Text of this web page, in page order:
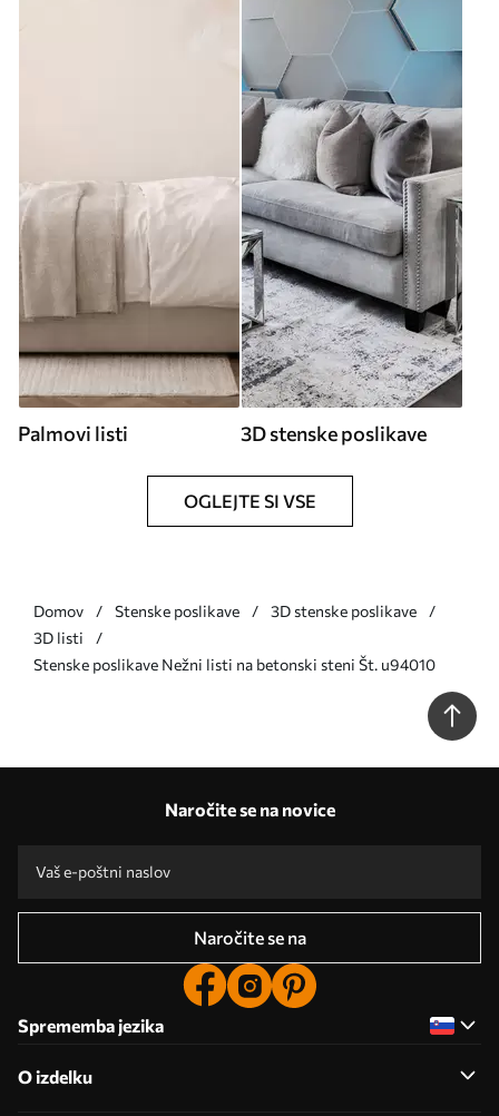
Palmovi listi 3D stenske poslikave
OGLEJTE SI VSE
Domov Stenske poslikave
3D stenske poslikave
3D listi
Stenske poslikave Nežni listi na betonski steni Št. u94010
Naročite se na novice
Naročite se na
Sprememba jezika
O izdelku